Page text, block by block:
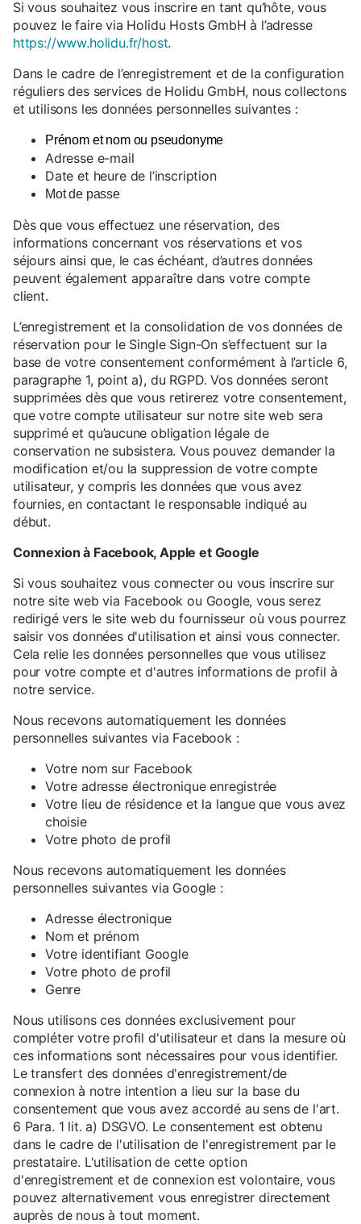
Si vous souhaitez vous inscrire en tant qu’hôte, vous
pouvez le faire via Holidu Hosts GmbH à l’adresse
https://www.holidu.fr/host.
Dans le cadre de l’enregistrement et de la configuration
réguliers des services de Holidu GmbH, nous collectons
et utilisons les données personnelles suivantes :
Prénom et nom ou pseudonyme
Adresse e-mail
Date et heure de l’inscription
Mot de passe
Dès que vous effectuez une réservation, des
informations concernant vos réservations et vos
séjours ainsi que, le cas échéant, d’autres données
peuvent également apparaître dans votre compte
client.
L’enregistrement et la consolidation de vos données de
réservation pour le Single Sign-On s’effectuent sur la
base de votre consentement conformément à l’article 6,
paragraphe 1, point a), du RGPD. Vos données seront
supprimées dès que vous retirerez votre consentement,
que votre compte utilisateur sur notre site web sera
supprimé et qu’aucune obligation légale de
conservation ne subsistera. Vous pouvez demander la
modification et/ou la suppression de votre compte
utilisateur, y compris les données que vous avez
fournies, en contactant le responsable indiqué au
début.
Connexion à Facebook, Apple et Google
Si vous souhaitez vous connecter ou vous inscrire sur
notre site web via Facebook ou Google, vous serez
redirigé vers le site web du fournisseur où vous pourrez
saisir vos données d'utilisation et ainsi vous connecter.
Cela relie les données personnelles que vous utilisez
pour votre compte et d'autres informations de profil à
notre service.
Nous recevons automatiquement les données
personnelles suivantes via Facebook :
Votre nom sur Facebook
Votre adresse électronique enregistrée
Votre lieu de résidence et la langue que vous avez
choisie
Votre photo de profil
Nous recevons automatiquement les données
personnelles suivantes via Google :
Adresse électronique
Nom et prénom
Votre identifiant Google
Votre photo de profil
Genre
Nous utilisons ces données exclusivement pour
compléter votre profil d'utilisateur et dans la mesure où
ces informations sont nécessaires pour vous identifier.
Le transfert des données d'enregistrement/de
connexion à notre intention a lieu sur la base du
consentement que vous avez accordé au sens de l'art.
6 Para. 1 lit. a) DSGVO. Le consentement est obtenu
dans le cadre de l'utilisation de l'enregistrement par le
prestataire. L'utilisation de cette option
d'enregistrement et de connexion est volontaire, vous
pouvez alternativement vous enregistrer directement
auprès de nous à tout moment.